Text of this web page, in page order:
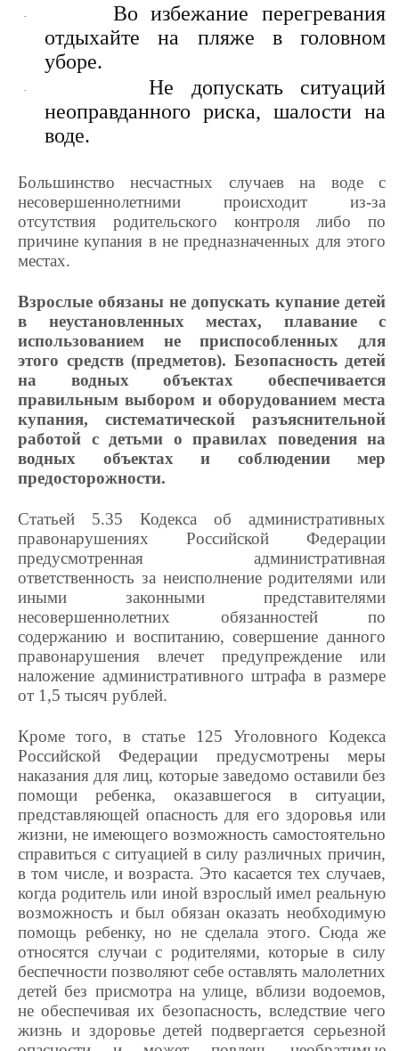
·
Во избежание перегревания
отдыхайте на пляже в головном
уборе.
·
Не допускать ситуаций
неоправданного риска, шалости на
воде.
Большинство несчастных случаев на воде с
несовершеннолетними происходит из-за
отсутствия родительского контроля либо по
причине купания в не предназначенных для этого
местах.
Взрослые обязаны не допускать купание детей
в неустановленных местах, плавание с
использованием не приспособленных для
этого средств (предметов). Безопасность детей
на водных объектах обеспечивается
правильным выбором и оборудованием места
купания, систематической разъяснительной
работой с детьми о правилах поведения на
водных объектах и соблюдении мер
предосторожности.
Статьей 5.35 Кодекса об административных
правонарушениях Российской Федерации
предусмотренная административная
ответственность за неисполнение родителями или
иными законными представителями
несовершеннолетних обязанностей по
содержанию и воспитанию, совершение данного
правонарушения влечет предупреждение или
наложение административного штрафа в размере
от 1,5 тысяч рублей.
Кроме того, в статье 125 Уголовного Кодекса
Российской Федерации предусмотрены меры
наказания для лиц, которые заведомо оставили без
помощи ребенка, оказавшегося в ситуации,
представляющей опасность для его здоровья или
жизни, не имеющего возможность самостоятельно
справиться с ситуацией в силу различных причин,
в том числе, и возраста. Это касается тех случаев,
когда родитель или иной взрослый имел реальную
возможность и был обязан оказать необходимую
помощь ребенку, но не сделала этого. Сюда же
относятся случаи с родителями, которые в силу
беспечности позволяют себе оставлять малолетних
детей без присмотра на улице, вблизи водоемов,
не обеспечивая их безопасность, вследствие чего
жизнь и здоровье детей подвергается серьезной